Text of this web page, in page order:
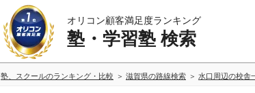
オリコン顧客満足度ランキング
塾・学習塾 検索
塾、スクールのランキング・比較 滋賀県の路線検索 水口周辺の校舎